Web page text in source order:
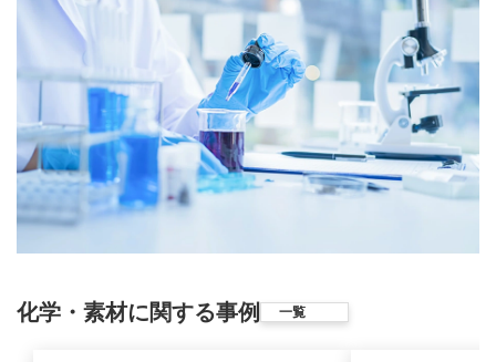
化学・素材に関する事例 一覧